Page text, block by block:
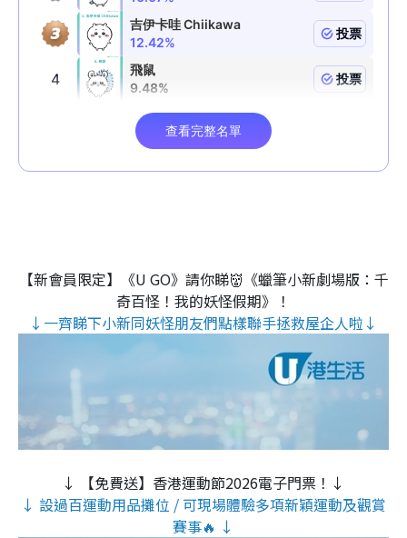
【新會員限定】《U GO》請你睇👹《蠟筆小新劇場版：千
奇百怪！我的妖怪假期》！
↓一齊睇下小新同妖怪朋友們點樣聯手拯救屋企人啦↓
↓ 【免費送】香港運動節2026電子門票！↓
↓ 設過百運動用品攤位 / 可現場體驗多項新穎運動及觀賞
賽事🔥 ↓